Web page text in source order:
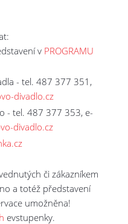
v PROGRAMU
- tel. 487 377 351,
divadlo.cz
- tel. 487 377 353, e-
divadlo.cz
či zákazníkem
a totéž představení
umožněna!
evstupenky.